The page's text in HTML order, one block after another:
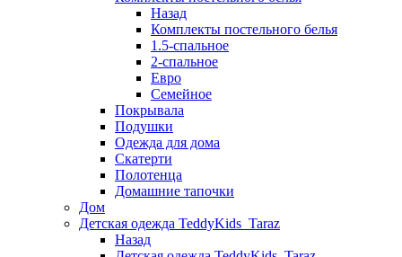
Назад
Комплекты постельного белья
1.5-спальное
2-спальное
Евро
Семейное
Покрывала
Подушки
Одежда для дома
Скатерти
Полотенца
Домашние тапочки
Дом
Детская одежда TeddyKids_Taraz
Назад